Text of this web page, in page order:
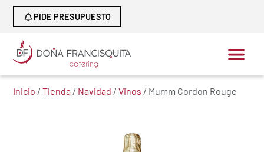
PIDE PRESUPUESTO
Inicio /Tienda / Navidad /Vinos / Mumm Cordon Rouge